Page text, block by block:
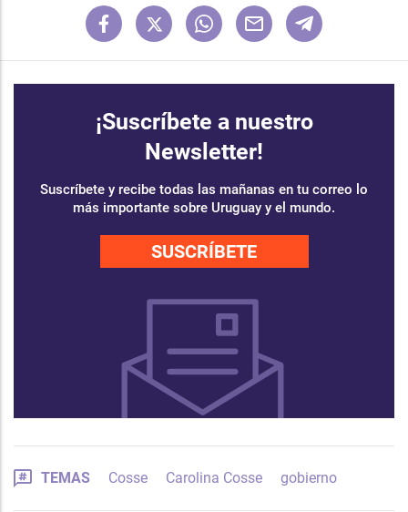
¡Suscríbete a nuestro
Newsletter!
Suscríbete y recibe todas las mañanas en tu correo lo
más importante sobre Uruguay y el mundo.
SUSCRÍBETE
TEMAS Cosse Carolina Cosse gobierno